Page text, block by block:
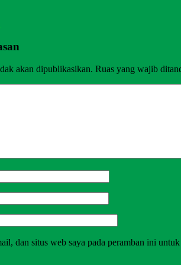
akan dipublikasikan. Ruas yang wajib
dan situs web saya pada peramban ini